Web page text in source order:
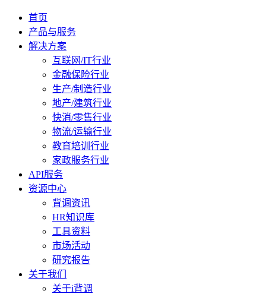
首页
产品与服务
解决方案
互联网/IT行业
金融保险行业
生产/制造行业
地产/建筑行业
快消/零售行业
物流/运输行业
教育培训行业
家政服务行业
API服务
资源中心
背调资讯
HR知识库
工具资料
市场活动
研究报告
关于我们
关于i背调